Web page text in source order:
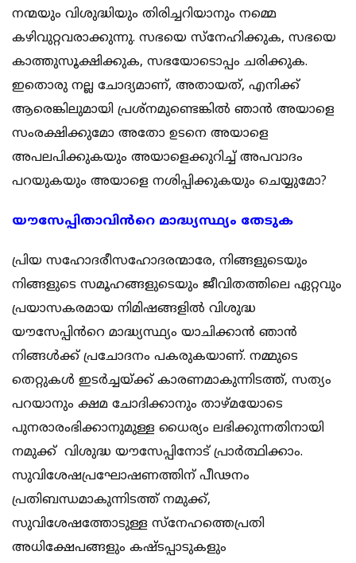
നന്മയും വിശുദ്ധിയും തിരിച്ചറിയാനും നമ്മെ
കഴിവുറ്റവരാക്കുന്നു. സഭയെ സ്നേഹിക്കുക, സഭയെ
കാത്തുസൂക്ഷിക്കുക, സഭയോടൊപ്പം ചരിക്കുക.
ഇതൊരു നല്ല ചോദ്യമാണ്, അതായത്, എനിക്ക്
ആരെങ്കിലുമായി പ്രശ്നമുണ്ടെങ്കിൽ ഞാൻ അയാളെ
സംരക്ഷിക്കുമോ അതോ ഉടനെ അയാളെ
അപലപിക്കുകയും അയാളെക്കുറിച്ച് അപവാദം
പറയുകയും അയാളെ നശിപ്പിക്കുകയും ചെയ്യുമോ?
യൗസേപ്പിതാവിൻറെ മാദ്ധ്യസ്ഥ്യം തേടുക
പ്രിയ സഹോദരീസഹോദരന്മാരേ, നിങ്ങളുടെയും
നിങ്ങളുടെ സമൂഹങ്ങളുടെയും ജീവിതത്തിലെ ഏറ്റവും
പ്രയാസകരമായ നിമിഷങ്ങളിൽ വിശുദ്ധ
യൗസേപ്പിൻറെ മാദ്ധ്യസ്ഥ്യം യാചിക്കാൻ ഞാൻ
നിങ്ങൾക്ക് പ്രചോദനം പകരുകയാണ്. നമ്മുടെ
തെറ്റുകൾ ഇടർച്ചയ്ക്ക് കാരണമാകുന്നിടത്ത്, സത്യം
പറയാനും ക്ഷമ ചോദിക്കാനും താഴ്മയോടെ
പുനരാരംഭിക്കാനുമുള്ള ധൈര്യം ലഭിക്കുന്നതിനായി
നമുക്ക് വിശുദ്ധ യൗസേപ്പിനോട് പ്രാർത്ഥിക്കാം.
സുവിശേഷപ്രഘോഷണത്തിന് പീഢനം
പ്രതിബന്ധമാകുന്നിടത്ത് നമുക്ക്,
സുവിശേഷത്തോടുള്ള സ്നേഹത്തെപ്രതി
അധിക്ഷേപങ്ങളും കഷ്ടപ്പാടുകളും